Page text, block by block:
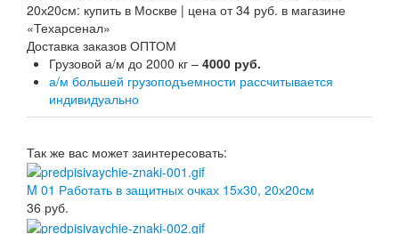
Доставка заказов ОПТОМ
Грузовой а/м до 2000 кг – 4000 руб.
а/м большей грузоподъемности рассчитывается
индивидуально
Так же вас может заинтересовать:
M 01 Работать в защитных очках 15х30, 20х20см
36 руб.